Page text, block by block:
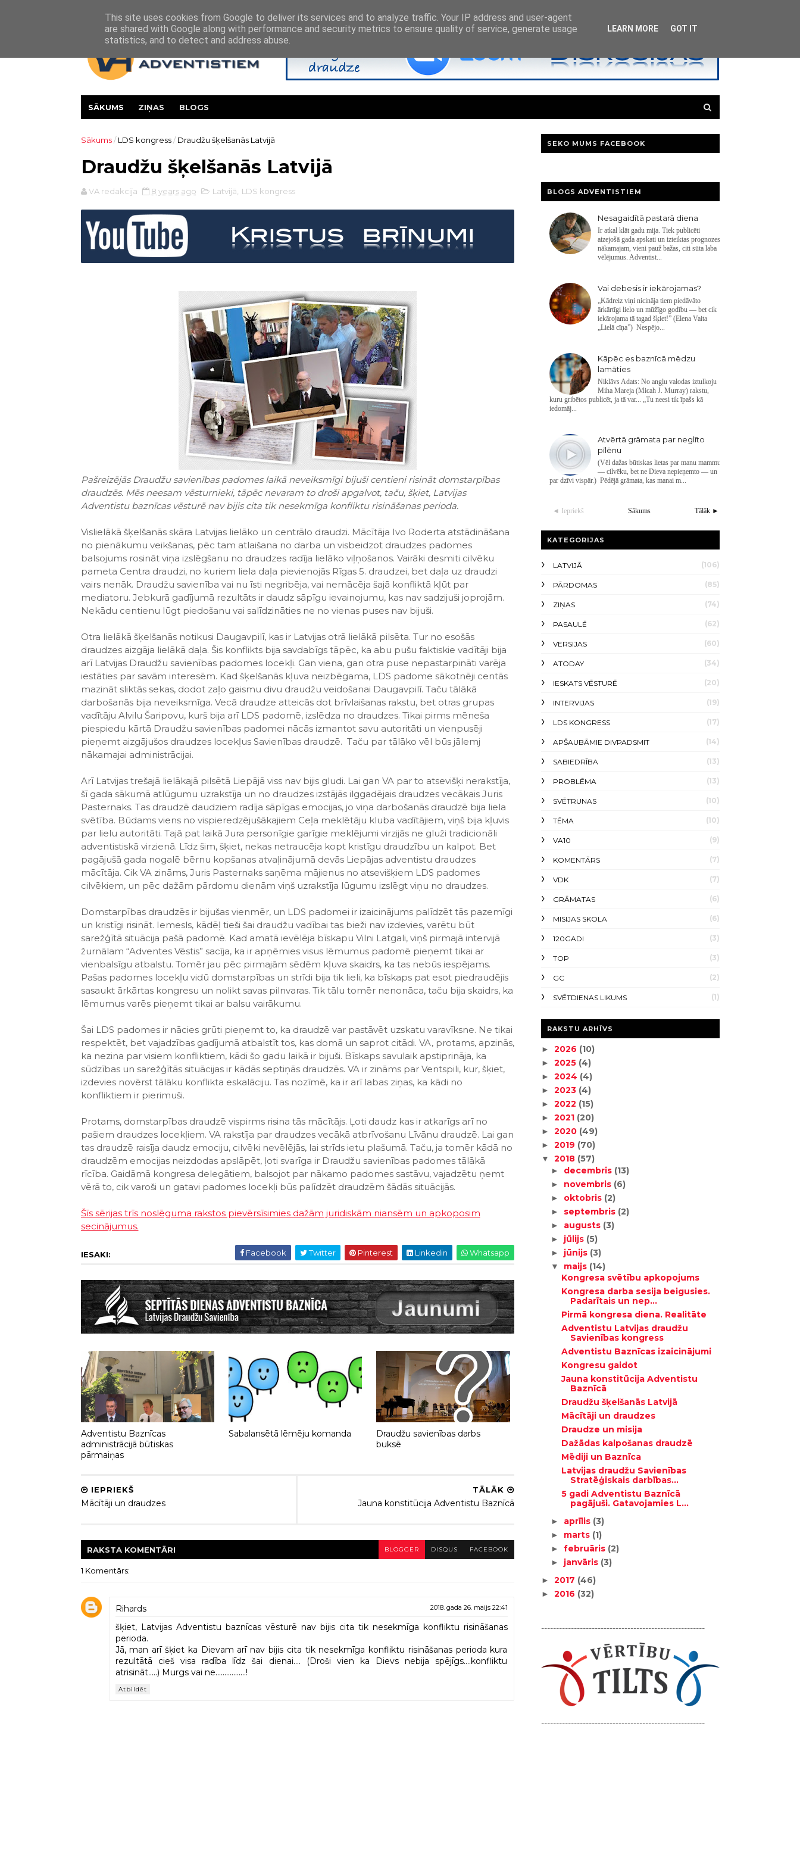
SĀKUMS ZIŅAS BLOGS
Sākums / LDS kongress / Draudžu šķelšanās Latvijā
Draudžu šķelšanās Latvijā
VA redakcija 8 years ago Latvijā LDS kongress
Pašreizējās Draudžu savienības padomes laikā neveiksmīgi bijuši centieni risināt domstarpības
draudzēs. Mēs neesam vēsturnieki, tāpēc nevaram to droši apgalvot, taču, šķiet, Latvijas
Adventistu baznīcas vēsturē nav bijis cita tik nesekmīga konfliktu risināšanas perioda.
Vislielākā šķelšanās skāra Latvijas lielāko un centrālo draudzi. Mācītāja Ivo Roderta atstādināšana
no pienākumu veikšanas, pēc tam atlaišana no darba un visbeidzot draudzes padomes
balsojums rosināt viņa izslēgšanu no draudzes radīja lielāko viļņošanos. Vairāki desmiti cilvēku
pameta Centra draudzi, no kuriem liela daļa pievienojās Rīgas 5. draudzei, bet daļa uz draudzi
vairs nenāk. Draudžu savienība vai nu īsti negribēja, vai nemācēja šajā konfliktā kļūt par
mediatoru. Jebkurā gadījumā rezultāts ir daudz sāpīgu ievainojumu, kas nav sadzijuši joprojām.
Nekādu centienu lūgt piedošanu vai salīdzināties ne no vienas puses nav bijuši.
Otra lielākā šķelšanās notikusi Daugavpilī, kas ir Latvijas otrā lielākā pilsēta. Tur no esošās
draudzes aizgāja lielākā daļa. Šis konflikts bija savdabīgs tāpēc, ka abu pušu faktiskie vadītāji bija
arī Latvijas Draudžu savienības padomes locekļi. Gan viena, gan otra puse nepastarpināti varēja
iestāties par savām interesēm. Kad šķelšanās kļuva neizbēgama, LDS padome sākotnēji centās
mazināt sliktās sekas, dodot zaļo gaismu divu draudžu veidošanai Daugavpilī. Taču tālākā
darbošanās bija neveiksmīga. Vecā draudze atteicās dot brīvlaišanas rakstu, bet otras grupas
vadītāju Alvilu Šaripovu, kurš bija arī LDS padomē, izslēdza no draudzes. Tikai pirms mēneša
piespiedu kārtā Draudžu savienības padomei nācās izmantot savu autoritāti un vienpusēji
pieņemt aizgājušos draudzes locekļus Savienības draudzē. Taču par tālāko vēl būs jālemj
nākamajai administrācijai.
Arī Latvijas trešajā lielākajā pilsētā Liepājā viss nav bijis gludi. Lai gan VA par to atsevišķi nerakstīja,
šī gada sākumā atlūgumu uzrakstīja un no draudzes izstājās ilggadējais draudzes vecākais Juris
Pasternaks. Tas draudzē daudziem radīja sāpīgas emocijas, jo viņa darbošanās draudzē bija liela
svētība. Būdams viens no vispieredzējušākajiem Ceļa meklētāju kluba vadītājiem, viņš bija kļuvis
par lielu autoritāti. Tajā pat laikā Jura personīgie garīgie meklējumi virzijās ne gluži tradicionāli
adventistiskā virzienā. Līdz šim, šķiet, nekas netraucēja kopt kristīgu draudzību un kalpot. Bet
pagājušā gada nogalē bērnu kopšanas atvaļinājumā devās Liepājas adventistu draudzes
mācītāja. Cik VA zināms, Juris Pasternaks saņēma mājienus no atsevišķiem LDS padomes
cilvēkiem, un pēc dažām pārdomu dienām viņš uzrakstīja lūgumu izslēgt viņu no draudzes.
Domstarpības draudzēs ir bijušas vienmēr, un LDS padomei ir izaicinājums palīdzēt tās pazemīgi
un kristīgi risināt. Iemesls, kādēļ tieši šai draudžu vadībai tas bieži nav izdevies, varētu būt
sarežģītā situācija pašā padomē. Kad amatā ievēlēja bīskapu Vilni Latgali, viņš pirmajā intervijā
žurnālam “Adventes Vēstis” sacīja, ka ir apņēmies visus lēmumus padomē pieņemt tikai ar
vienbalsīgu atbalstu. Tomēr jau pēc pirmajām sēdēm kļuva skaidrs, ka tas nebūs iespējams.
Pašas padomes locekļu vidū domstarpības un strīdi bija tik lieli, ka bīskaps pat esot piedraudējis
sasaukt ārkārtas kongresu un nolikt savas pilnvaras. Tik tālu tomēr nenonāca, taču bija skaidrs, ka
lēmumus varēs pieņemt tikai ar balsu vairākumu.
Šai LDS padomes ir nācies grūti pieņemt to, ka draudzē var pastāvēt uzskatu varavīksne. Ne tikai
respektēt, bet vajadzības gadījumā atbalstīt tos, kas domā un saprot citādi. VA, protams, apzinās,
ka nezina par visiem konfliktiem, kādi šo gadu laikā ir bijuši. Bīskaps savulaik apstiprināja, ka
sūdzības un sarežģītās situācijas ir kādās septiņās draudzēs. VA ir zināms par Ventspili, kur, šķiet,
izdevies novērst tālāku konflikta eskalāciju. Tas nozīmē, ka ir arī labas ziņas, ka kādi no
konfliktiem ir pierimuši.
Protams, domstarpības draudzē vispirms risina tās mācītājs. Ļoti daudz kas ir atkarīgs arī no
pašiem draudzes locekļiem. VA rakstīja par draudzes vecākā atbrīvošanu Līvānu draudzē. Lai gan
tas draudzē raisīja daudz emociju, cilvēki nevēlējās, lai strīds ietu plašumā. Taču, ja tomēr kādā no
draudzēm emocijas neizdodas apslāpēt, ļoti svarīga ir Draudžu savienības padomes tālākā
rīcība. Gaidāmā kongresa delegātiem, balsojot par nākamo padomes sastāvu, vajadzētu ņemt
vērā to, cik varoši un gatavi padomes locekļi būs palīdzēt draudzēm šādās situācijās.
Šīs sērijas trīs noslēguma rakstos pievērsīsimies dažām juridiskām niansēm un apkoposim
secinājumus.
IESAKI: Facebook Twitter Pinterest Linkedin Whatsapp
Adventistu Baznīcas
administrācijā būtiskas
pārmaiņas
Sabalansētā lēmēju komanda
Draudžu savienības darbs
buksē
TĀLĀK
Jauna konstitūcija Adventistu Baznīcā
IEPRIEKŠ
Mācītāji un draudzes
RAKSTA KOMENTĀRI BLOGGER DISQUS FACEBOOK
1 Komentārs:
Rihards 2018. gada 26. maijs 22:41
šķiet, Latvijas Adventistu baznīcas vēsturē nav bijis cita tik nesekmīga konfliktu risināšanas
perioda.
Jā, man arī šķiet ka Dievam arī nav bijis cita tik nesekmīga konfliktu risināšanas perioda kura
rezultātā cieš visa radība līdz šai dienai.... (Droši vien ka Dievs nebija spējīgs....konfliktu
atrisināt.....) Murgs vai ne.................!
Atbildēt
SEKO MUMS FACEBOOK
BLOGS ADVENTISTIEM
Nesagaidītā pastarā diena
Ir atkal klāt gadu mija. Tiek publicēti
aizejošā gada apskati un izteiktas prognozes
nākamajam, vieni pauž bažas, citi sūta laba
vēlējumus. Adventist...
Vai debesis ir iekārojamas?
„Kādreiz viņi nicināja tiem piedāvāto
ārkārtīgi lielo un mūžīgo godību — bet cik
iekārojama tā tagad šķiet!” (Elena Vaita
„Lielā cīņa”) Nespējo...
Kāpēc es baznīcā mēdzu
lamāties
Niklāvs Adats: No angļu valodas iztulkoju
Miha Mareja (Micah J. Murray) rakstu,
kuru gribētos publicēt, ja tā var... „Tu neesi tik īpašs kā
iedomāj...
Atvērtā grāmata par neglīto
pīlēnu
(Vēl dažas būtiskas lietas par manu mammu
— cilvēku, bet ne Dieva nepieņemto — un
par dzīvi vispār.) Pēdējā grāmata, kas manai m...
◄ Iepriekš Tālāk ►
Sākums
KATEGORIJAS
LATVIJĀ (106)
PĀRDOMAS (85)
ZIŅAS (74)
PASAULĒ (62)
VERSIJAS (60)
ATODAY (34)
IESKATS VĒSTURĒ (20)
INTERVIJAS (19)
LDS KONGRESS (17)
APŠAUBĀMIE DIVPADSMIT (14)
SABIEDRĪBA (13)
PROBLĒMA (13)
SVĒTRUNAS (10)
TĒMA (10)
VA10 (9)
KOMENTĀRS (7)
VDK (7)
GRĀMATAS (6)
MISIJAS SKOLA (6)
120GADI (3)
TOP (3)
GC (2)
SVĒTDIENAS LIKUMS (1)
RAKSTU ARHĪVS
► 2026 (10)
► 2025 (4)
► 2024 (4)
► 2023 (4)
► 2022 (15)
► 2021 (20)
► 2020 (49)
► 2019 (70)
▼ 2018 (57)
► decembris (13)
► novembris (6)
► oktobris (2)
► septembris (2)
► augusts (3)
► jūlijs (5)
► jūnijs (3)
▼ maijs (14)
Kongresa svētību apkopojums
Kongresa darba sesija beigusies.
Padarītais un nep...
Pirmā kongresa diena. Realitāte
Adventistu Latvijas draudžu
Savienības kongress
Adventistu Baznīcas izaicinājumi
Kongresu gaidot
Jauna konstitūcija Adventistu
Baznīcā
Draudžu šķelšanās Latvijā
Mācītāji un draudzes
Draudze un misija
Dažādas kalpošanas draudzē
Mēdiji un Baznīca
Latvijas draudžu Savienības
Stratēģiskais darbības...
5 gadi Adventistu Baznīcā
pagājuši. Gatavojamies L...
► aprīlis (3)
► marts (1)
►februāris (2)
► janvāris (3)
► 2017 (46)
► 2016 (32)
-------------------------------------------------------
-------------------------------------------------------
This site uses cookies from Google to deliver its services and to analyze traffic. Your IP address and user-agent
are shared with Google along with performance and security metrics to ensure quality of service, generate usage
statistics, and to detect and address abuse.
LEARN MORE GOT IT